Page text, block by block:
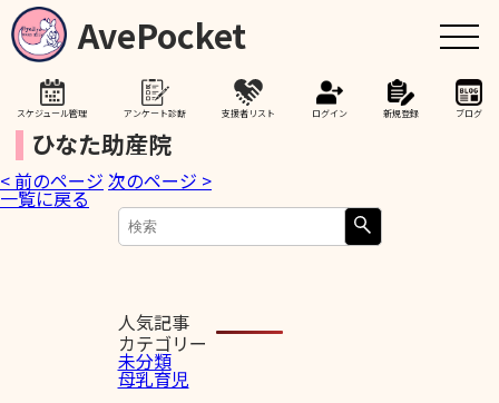
AvePocket
スケジュール管理 アンケート診断 支援者リスト ログイン 新規登録 ブログ
トップ
赤ちゃんが生まれたら
授乳期間を通して
助産院検索
ひなた助産院
< 前のページ 次のページ >
一覧に戻る
人気記事
カテゴリー
未分類
母乳育児